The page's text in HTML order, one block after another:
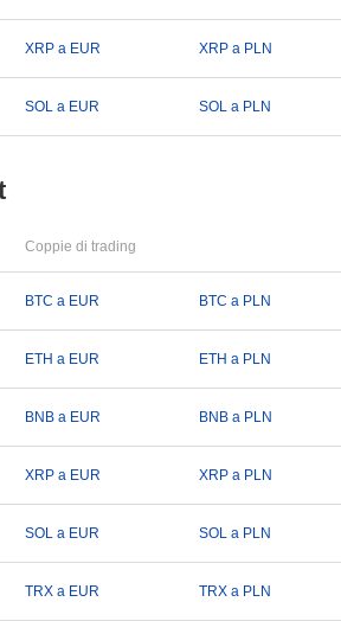
XRP a EUR XRP a PLN
SOL a EUR SOL a PLN
Coppie di trading
BTC a EUR BTC a PLN
ETH a EUR ETH a PLN
BNB a EUR BNB a PLN
XRP a EUR XRP a PLN
SOL a EUR SOL a PLN
TRX a EUR TRX a PLN